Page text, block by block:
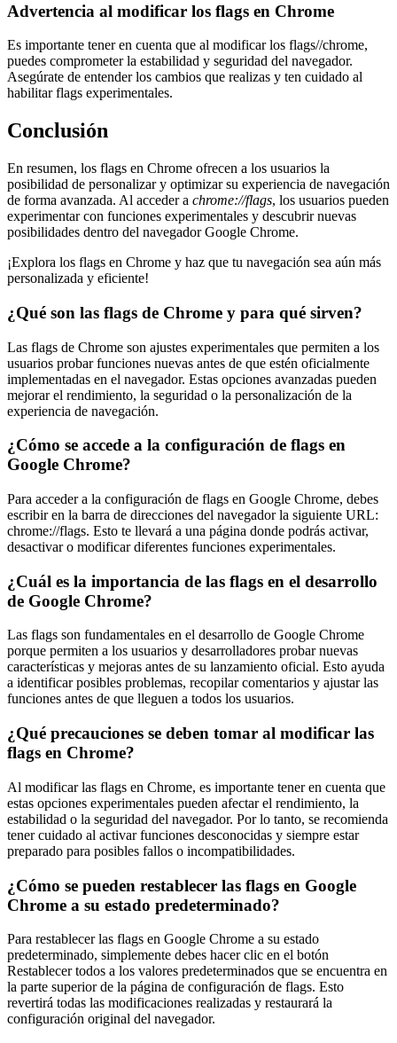
Advertencia al modificar los flags en Chrome
Es importante tener en cuenta que al modificar los flags//chrome,
puedes comprometer la estabilidad y seguridad del navegador.
Asegúrate de entender los cambios que realizas y ten cuidado al
habilitar flags experimentales.
Conclusión
En resumen, los flags en Chrome ofrecen a los usuarios la
posibilidad de personalizar y optimizar su experiencia de navegación
de forma avanzada. Al acceder a chrome://flags, los usuarios pueden
experimentar con funciones experimentales y descubrir nuevas
posibilidades dentro del navegador Google Chrome.
¡Explora los flags en Chrome y haz que tu navegación sea aún más
personalizada y eficiente!
¿Qué son las flags de Chrome y para qué sirven?
Las flags de Chrome son ajustes experimentales que permiten a los
usuarios probar funciones nuevas antes de que estén oficialmente
implementadas en el navegador. Estas opciones avanzadas pueden
mejorar el rendimiento, la seguridad o la personalización de la
experiencia de navegación.
¿Cómo se accede a la configuración de flags en
Google Chrome?
Para acceder a la configuración de flags en Google Chrome, debes
escribir en la barra de direcciones del navegador la siguiente URL:
chrome://flags. Esto te llevará a una página donde podrás activar,
desactivar o modificar diferentes funciones experimentales.
¿Cuál es la importancia de las flags en el desarrollo
de Google Chrome?
Las flags son fundamentales en el desarrollo de Google Chrome
porque permiten a los usuarios y desarrolladores probar nuevas
características y mejoras antes de su lanzamiento oficial. Esto ayuda
a identificar posibles problemas, recopilar comentarios y ajustar las
funciones antes de que lleguen a todos los usuarios.
¿Qué precauciones se deben tomar al modificar las
flags en Chrome?
Al modificar las flags en Chrome, es importante tener en cuenta que
estas opciones experimentales pueden afectar el rendimiento, la
estabilidad o la seguridad del navegador. Por lo tanto, se recomienda
tener cuidado al activar funciones desconocidas y siempre estar
preparado para posibles fallos o incompatibilidades.
¿Cómo se pueden restablecer las flags en Google
Chrome a su estado predeterminado?
Para restablecer las flags en Google Chrome a su estado
predeterminado, simplemente debes hacer clic en el botón
Restablecer todos a los valores predeterminados que se encuentra en
la parte superior de la página de configuración de flags. Esto
revertirá todas las modificaciones realizadas y restaurará la
configuración original del navegador.